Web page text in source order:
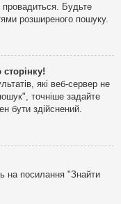
Будьте
розширеного пошуку.
які веб-сервер не
точніше задайте
бути здійснений.
на посилання "Знайти